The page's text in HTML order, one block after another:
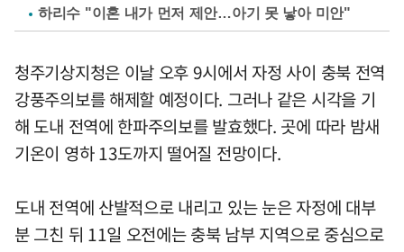
하리수 "이혼 내가 먼저 제안…아기 못 낳아 미안"
청주기상지청은 이날 오후 9시에서 자정 사이 충북 전역
강풍주의보를 해제할 예정이다. 그러나 같은 시각을 기
해 도내 전역에 한파주의보를 발효했다. 곳에 따라 밤새
기온이 영하 13도까지 떨어질 전망이다.
도내 전역에 산발적으로 내리고 있는 눈은 자정에 대부
분 그친 뒤 11일 오전에는 충북 남부 지역으로 중심으로